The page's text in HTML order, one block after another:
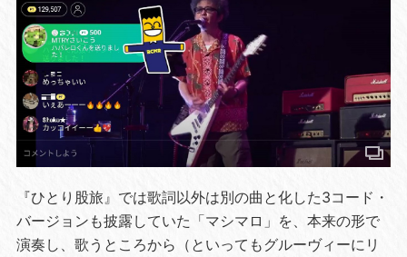
『ひとり股旅』では歌詞以外は別の曲と化した3コード・
バージョンも披露していた「マシマロ」を、本来の形で
演奏し、歌うところから（といってもグルーヴィーにリ